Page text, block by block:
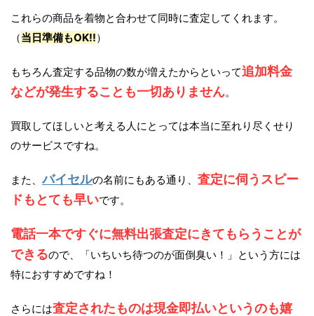
これらの商品を着物と合わせて同時に査定してくれます。
（当日準備もOK!!）
もちろん査定する品物の数が増えたからといって追加料金
などが発生することも一切ありません。
買取してほしいと考える人にとっては本当に至れり尽くせり
のサービスですね。
また、バイセルの名前にもある通り、 査定に伺うスピー
ドもとても早いです。
電話一本ですぐに無料出張査定にきてもらうことが
できるので、「いちいち待つのが面倒臭い！」という方には
特におすすめですね！
さらには査定されたものは現金即払いというのも嬉